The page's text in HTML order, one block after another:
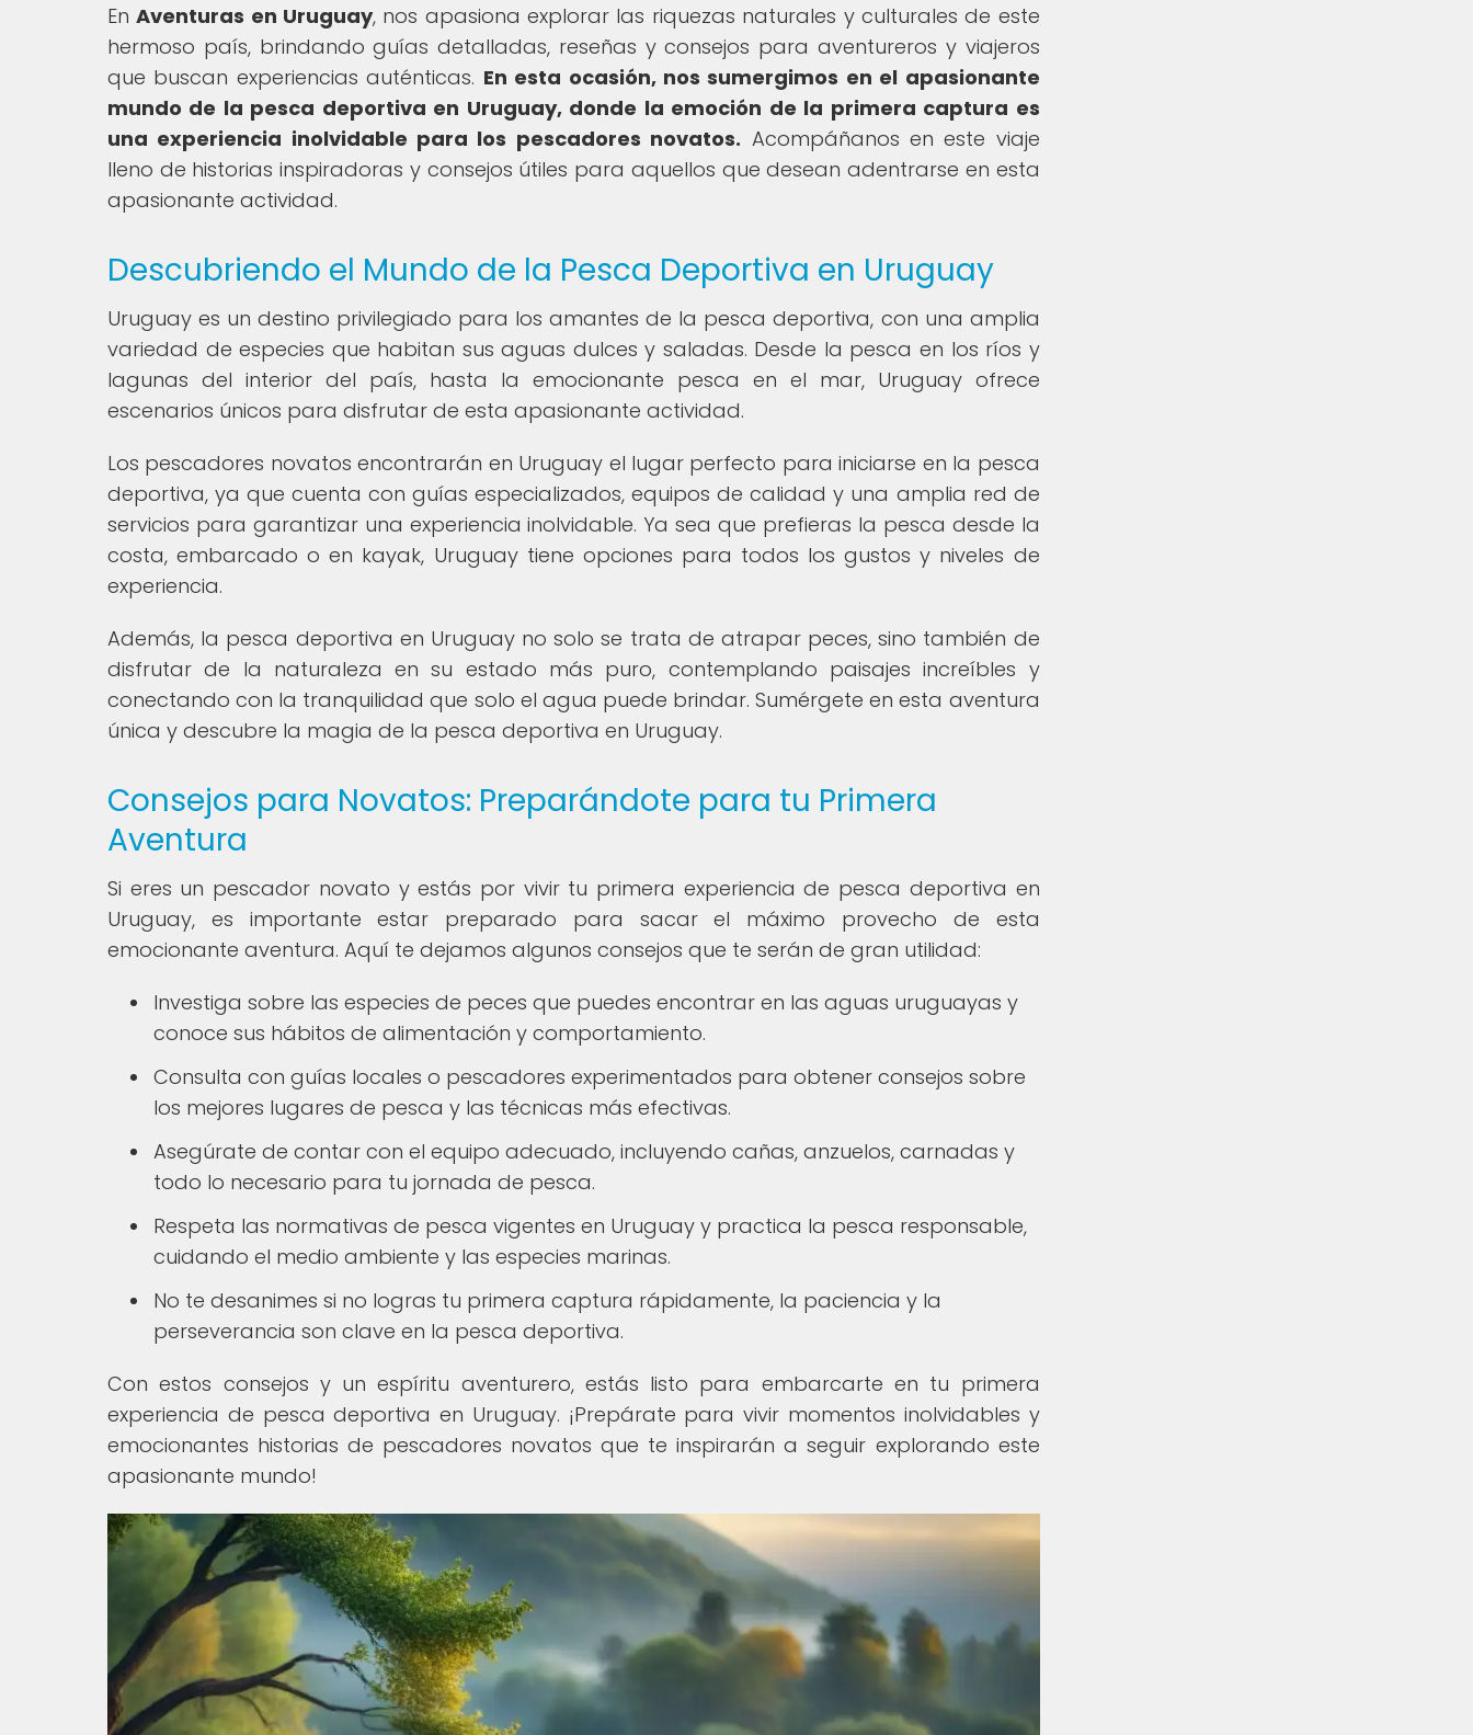
EnAventuras en Uruguay, nos apasiona explorar las riquezas naturales y culturales de este
hermoso país, brindando guías detalladas, reseñas y consejos para aventureros y viajeros
que buscan experiencias auténticas. En esta ocasión, nos sumergimos en el apasionante
mundo de la pesca deportiva en Uruguay, donde la emoción de la primera captura es
una experiencia inolvidable para los pescadores novatos. Acompáñanos en este viaje
lleno de historias inspiradoras y consejos útiles para aquellos que desean adentrarse en esta
apasionante actividad.
Descubriendo el Mundo de la Pesca Deportiva en Uruguay
Uruguay es un destino privilegiado para los amantes de la pesca deportiva, con una amplia
variedad de especies que habitan sus aguas dulces y saladas. Desde la pesca en los ríos y
lagunas del interior del país, hasta la emocionante pesca en el mar, Uruguay ofrece
escenarios únicos para disfrutar de esta apasionante actividad.
Los pescadores novatos encontrarán en Uruguay el lugar perfecto para iniciarse en la pesca
deportiva, ya que cuenta con guías especializados, equipos de calidad y una amplia red de
servicios para garantizar una experiencia inolvidable. Ya sea que prefieras la pesca desde la
costa, embarcado o en kayak, Uruguay tiene opciones para todos los gustos y niveles de
experiencia.
Además, la pesca deportiva en Uruguay no solo se trata de atrapar peces, sino también de
disfrutar de la naturaleza en su estado más puro, contemplando paisajes increíbles y
conectando con la tranquilidad que solo el agua puede brindar. Sumérgete en esta aventura
única y descubre la magia de la pesca deportiva en Uruguay.
Consejos para Novatos: Preparándote para tu Primera
Aventura
Si eres un pescador novato y estás por vivir tu primera experiencia de pesca deportiva en
Uruguay, es importante estar preparado para sacar el máximo provecho de esta
emocionante aventura. Aquí te dejamos algunos consejos que te serán de gran utilidad:
Investiga sobre las especies de peces que puedes encontrar en las aguas uruguayas y
conoce sus hábitos de alimentación y comportamiento.
Consulta con guías locales o pescadores experimentados para obtener consejos sobre
los mejores lugares de pesca y las técnicas más efectivas.
Asegúrate de contar con el equipo adecuado, incluyendo cañas, anzuelos, carnadas y
todo lo necesario para tu jornada de pesca.
Respeta las normativas de pesca vigentes en Uruguay y practica la pesca responsable,
cuidando el medio ambiente y las especies marinas.
No te desanimes si no logras tu primera captura rápidamente, la paciencia y la
perseverancia son clave en la pesca deportiva.
Con estos consejos y un espíritu aventurero, estás listo para embarcarte en tu primera
experiencia de pesca deportiva en Uruguay. ¡Prepárate para vivir momentos inolvidables y
emocionantes historias de pescadores novatos que te inspirarán a seguir explorando este
apasionante mundo!